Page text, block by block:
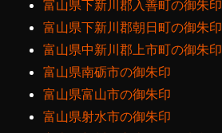
富山県下新川郡入善町の御朱印
富山県下新川郡朝日町の御朱印
富山県中新川郡上市町の御朱印
富山県南砺市の御朱印
富山県富山市の御朱印
富山県射水市の御朱印